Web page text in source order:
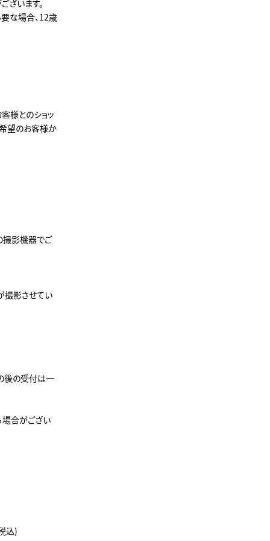
ざいます。
な場合、12歳
様とのショッ
望のお客様か
撮影機器でご
撮影させてい
後の受付は一
場合がござい
込)